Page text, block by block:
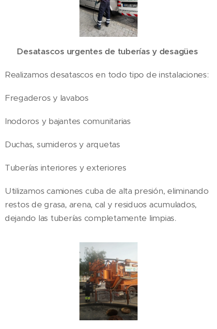
✅ Desatascos urgentes de tuberías y desagües
Realizamos desatascos en todo tipo de instalaciones:
Fregaderos y lavabos
Inodoros y bajantes comunitarias
Duchas, sumideros y arquetas
Tuberías interiores y exteriores
Utilizamos camiones cuba de alta presión, eliminando
restos de grasa, arena, cal y residuos acumulados,
dejando las tuberías completamente limpias.